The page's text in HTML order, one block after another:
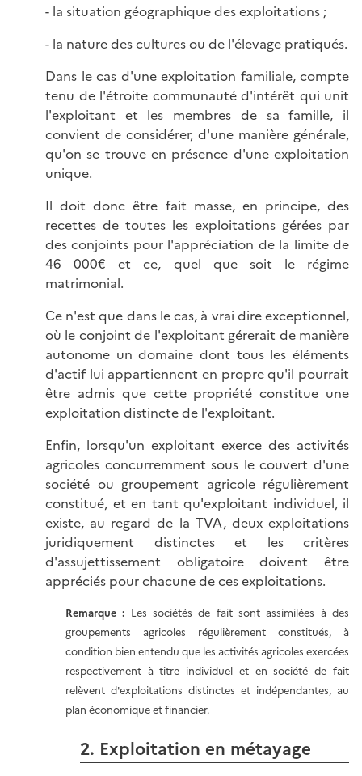
- la situation géographique des exploitations ;
- la nature des cultures ou de l'élevage pratiqués.
Dans le cas d'une exploitation familiale, compte
tenu de l'étroite communauté d'intérêt qui unit
l'exploitant et les membres de sa famille, il
convient de considérer, d'une manière générale,
qu'on se trouve en présence d'une exploitation
unique.
Il doit donc être fait masse, en principe, des
recettes de toutes les exploitations gérées par
des conjoints pour l'appréciation de la limite de
46 000€ et ce, quel que soit le régime
matrimonial.
Ce n'est que dans le cas, à vrai dire exceptionnel,
où le conjoint de l'exploitant gérerait de manière
autonome un domaine dont tous les éléments
d'actif lui appartiennent en propre qu'il pourrait
être admis que cette propriété constitue une
exploitation distincte de l'exploitant.
Enfin, lorsqu'un exploitant exerce des activités
agricoles concurremment sous le couvert d'une
société ou groupement agricole régulièrement
constitué, et en tant qu'exploitant individuel, il
existe, au regard de la TVA, deux exploitations
juridiquement distinctes et les critères
d'assujettissement obligatoire doivent être
appréciés pour chacune de ces exploitations.
Remarque : Les sociétés de fait sont assimilées à des
groupements agricoles régulièrement constitués, à
condition bien entendu que les activités agricoles exercées
respectivement à titre individuel et en société de fait
relèvent d'exploitations distinctes et indépendantes, au
plan économique et financier.
2. Exploitation en métayage